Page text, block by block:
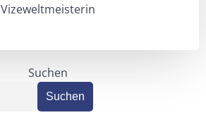
Vizeweltmeisterin
Suchen
Suchen